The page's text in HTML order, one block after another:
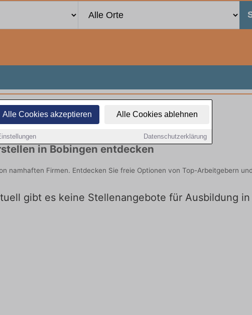
Alle Cookies akzeptieren Alle Cookies ablehnen
Datenschutzerklärung
Teilzeit Quereinsteiger
in Bobingen entdecken
namhaften Firmen. Entdecken Sie freie Optionen von Top-Arbeitgebern
gibt es keine Stellenangebote für Ausbildung in